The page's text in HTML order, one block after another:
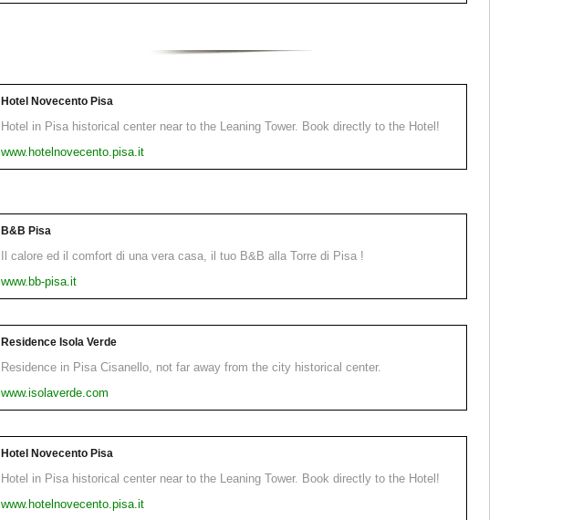
Hotel Novecento Pisa
Hotel in Pisa historical center near to the Leaning Tower. Book directly to the Hotel!
www.hotelnovecento.pisa.it
B&B Pisa
Il calore ed il comfort di una vera casa, il tuo B&B alla Torre di Pisa !
www.bb-pisa.it
Residence Isola Verde
Residence in Pisa Cisanello, not far away from the city historical center.
www.isolaverde.com
Hotel Novecento Pisa
Hotel in Pisa historical center near to the Leaning Tower. Book directly to the Hotel!
www.hotelnovecento.pisa.it